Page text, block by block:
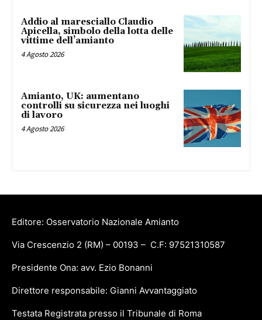
Addio al maresciallo Claudio
Apicella, simbolo della lotta delle
vittime dell’amianto
4 Agosto 2026
Amianto, UK: aumentano
controlli su sicurezza nei luoghi
di lavoro
4 Agosto 2026
Editore: Osservatorio Nazionale Amianto
Via Crescenzio 2 (RM) – 00193 – C.F: 97521310587
Presidente Ona: avv. Ezio Bonanni
Direttore responsabile: Gianni Avvantaggiato
Testata Registrata presso il Tribunale di Roma